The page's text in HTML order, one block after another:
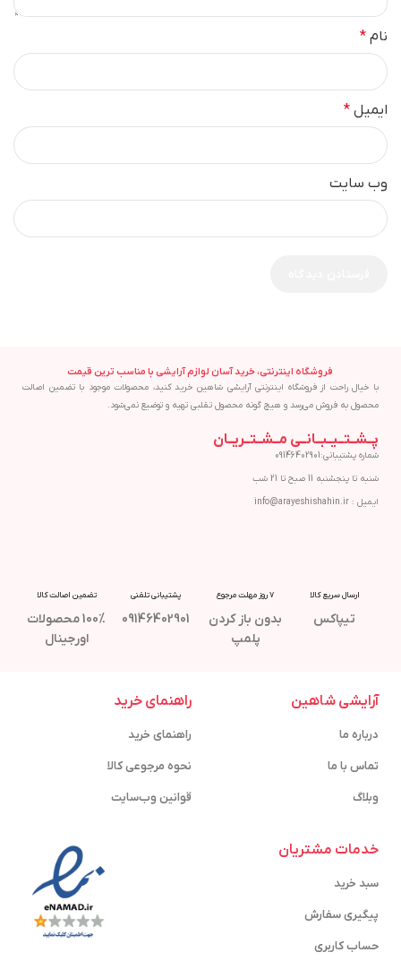
نام *
ایمیل *
وب‌ سایت
فروشگاه اینترنتی، خرید آسان لوازم آرایشی با مناسب ترین قیمت
با خیال راحت از فروشگاه اینترنتی آرایشی شاهین خرید کنید، محصولات موجود با تضمین اصالت
محصول به فروش می‌رسد و هیچ گونه محصول تقلبی تهیه و توضیع نمی‌شود.
پــشــتــیــبــانــی مــشــتــریــان
شماره پشتیبانی:09146402901
شنبه تا پنجشنبه 11 صبح تا 21 شب
ایمیل : info@arayeshishahin.ir
ارسال سریع کالا
تیپاکس
7 روز مهلت مرجوع
بدون باز کردن
پلمپ
پشتیبانی تلفنی
09146402901
تضمین اصالت کالا
100% محصولات
اورجینال
آرایشی شاهین
درباره ما
تماس با ما
وبلاگ
راهنمای خرید
راهنمای خرید
نحوه مرجوعی کالا
قوانین وب‌سایت
خدمات مشتریان
سبد خرید
پیگیری سفارش
حساب کاربری